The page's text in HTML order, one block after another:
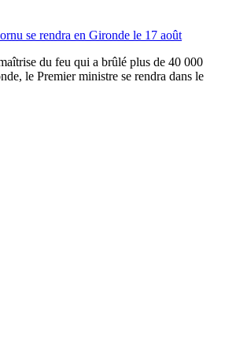
se rendra en Gironde le 17 août
du feu qui a brûlé plus de 40 000
le Premier ministre se rendra dans le